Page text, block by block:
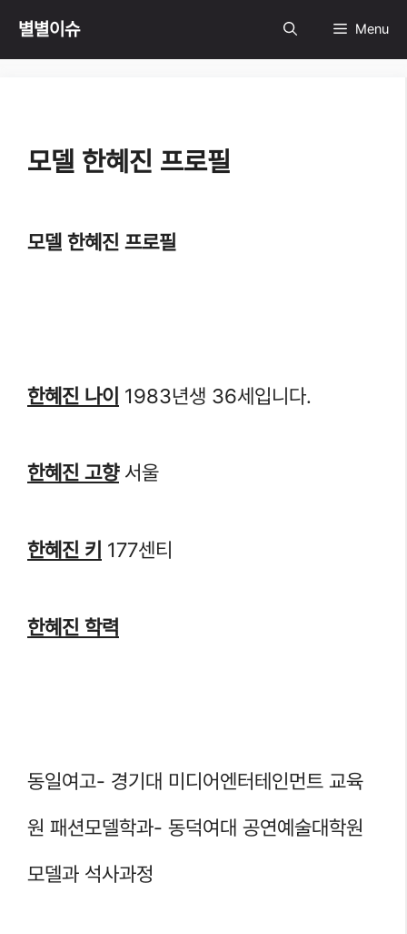
Skip별별이슈 Menu
모델 한혜진 프로필
모델 한혜진 프로필
한혜진 나이 1983년생 36세입니다.
한혜진 고향서울
한혜진 키 177센티
한혜진 학력
동일여고- 경기대 미디어엔터테인먼트 교육
원 패션모델학과- 동덕여대 공연예술대학원
모델과 석사과정